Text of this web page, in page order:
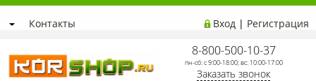
Контакты Вход | Регистрация
8-800-500-10-37
пн-сб: с 9:00-18:00; вс: 10:00-17:00
Заказать звонок